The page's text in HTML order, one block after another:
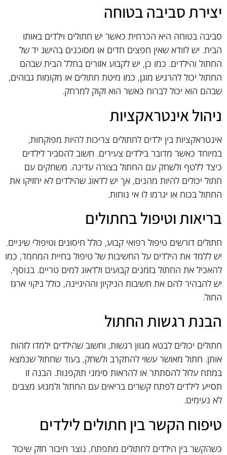
יצירת סביבה בטוחה
סביבה בטוחה היא הכרחית כאשר יש חתולים וילדים באותו
הבית. יש לוודא שאין חפצים חדים או מסוכנים בהישג יד של
החתול והילדים. כמו כן, יש לקבוע אזורים בחלל הבית שבהם
החתול יכול להרגיש מוגן, כמו מיטת חתולים או מקומות גבוהים,
שבהם הוא יכול לברוח כאשר הוא זקוק למרחק.
ניהול אינטראקציות
אינטראקציות בין ילדים לחתולים צריכות להיות מפוקחות,
במיוחד כאשר מדובר בילדים צעירים. חשוב להסביר לילדים
כיצד ללטף ולשחק עם החתול בצורה עדינה. משחקים עם
חתול יכולים להיות מהנים, אך יש לדאוג שהילדים לא יחזיקו את
החתול בכוח או יגרמו לו אי נוחות.
בריאות וטיפול בחתולים
חתולים דורשים טיפול רפואי קבוע, כולל חיסונים וטיפולי שיניים.
יש ללמד את הילדים על החשיבות של טיפול בחיית המחמד, כמו
להאכיל את החתול בזמנים קבועים ולדאוג למים טריים. בנוסף,
יש להבהיר להם את חשיבות הניקיון וההיגיינה, כולל ניקוי ארגז
החול.
הבנת רגשות החתול
חתולים יכולים לבטא מגוון רגשות, וחשוב שהילדים ילמדו לזהות
אותן. חתול מאושר עשוי להתקרב ולשחק, בעוד שחתול שנמצא
במתח עלול להסתתר או להראות סימני תוקפנות. הבנה זו
תסייע לילדים לפתח קשרים בריאים עם החתול ולמנוע מצבים
לא נעימים.
טיפוח הקשר בין חתולים לילדים
כשהקשר בין הילדים לחתולים מתפתח, נוצר חיבור חזק שיכול